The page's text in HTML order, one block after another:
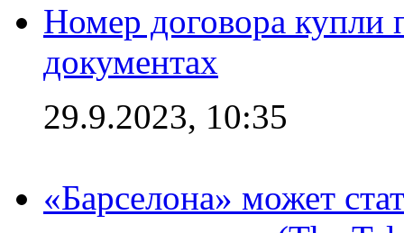
Номер договора купли
документах
29.9.2023, 10:35
«Барселона» может